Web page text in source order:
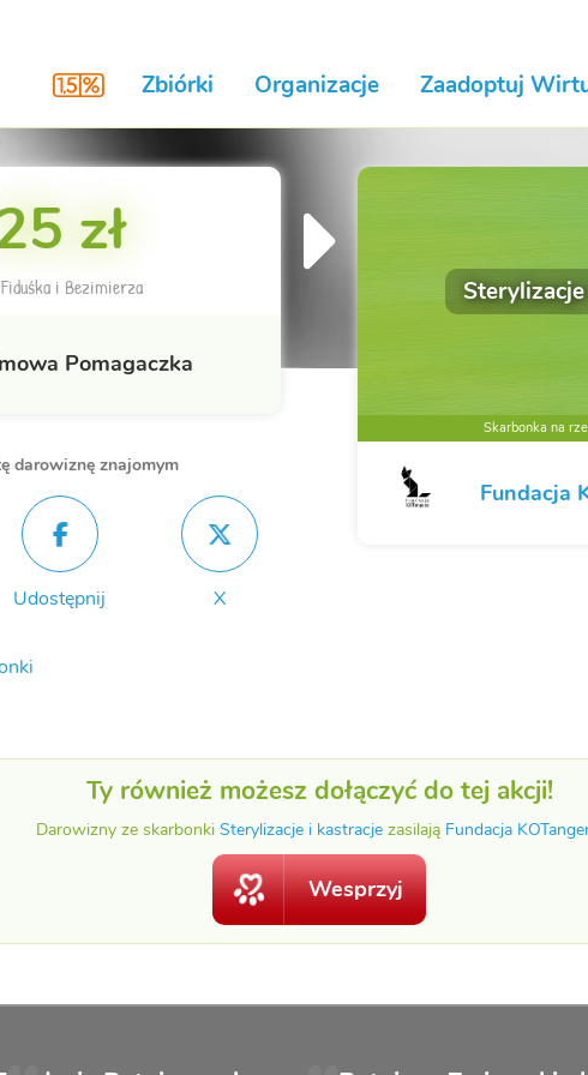
Zbiórki Organizacje Zaadoptuj
zł
i Bezimierza
Pomagaczka
darowiznę znajomym
Udostępnij X
Skarbonka na
Fundacja
Ty również możesz dołączyć do tej akcji!
Darowizny ze skarbonki Sterylizacje i kastracje zasilają Fundacja
Wesprzyj